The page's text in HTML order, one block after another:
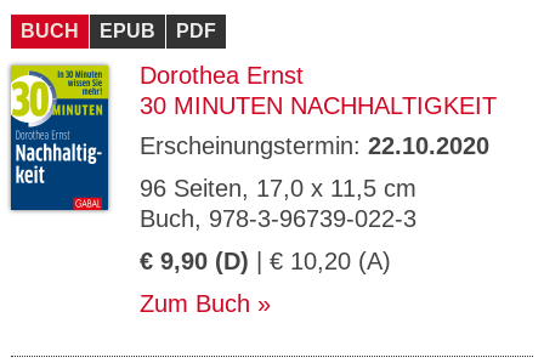
BUCH EPUB PDF
Dorothea Ernst
30 MINUTEN NACHHALTIGKEIT
Erscheinungstermin: 22.10.2020
96 Seiten, 17,0 x 11,5 cm
Buch, 978-3-96739-022-3
€ 9,90 (D) | € 10,20 (A)
Zum Buch